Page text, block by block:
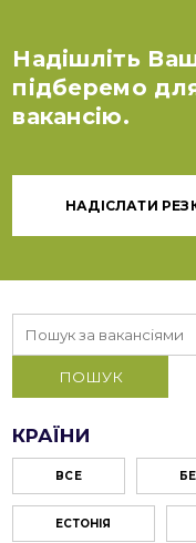
Надішліть
підберемо
вакансію.
НАДІСЛАТИ
КРАЇНИ
ВСЕ
ЕСТОНІЯ